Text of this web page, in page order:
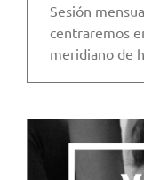
Sesión
centraremos
meridiano de